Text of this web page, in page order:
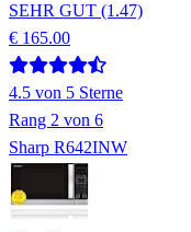
SEHR GUT (1.47)
€ 165.00
4.5 von 5 Sterne
Rang 2 von 6
Sharp R642INW